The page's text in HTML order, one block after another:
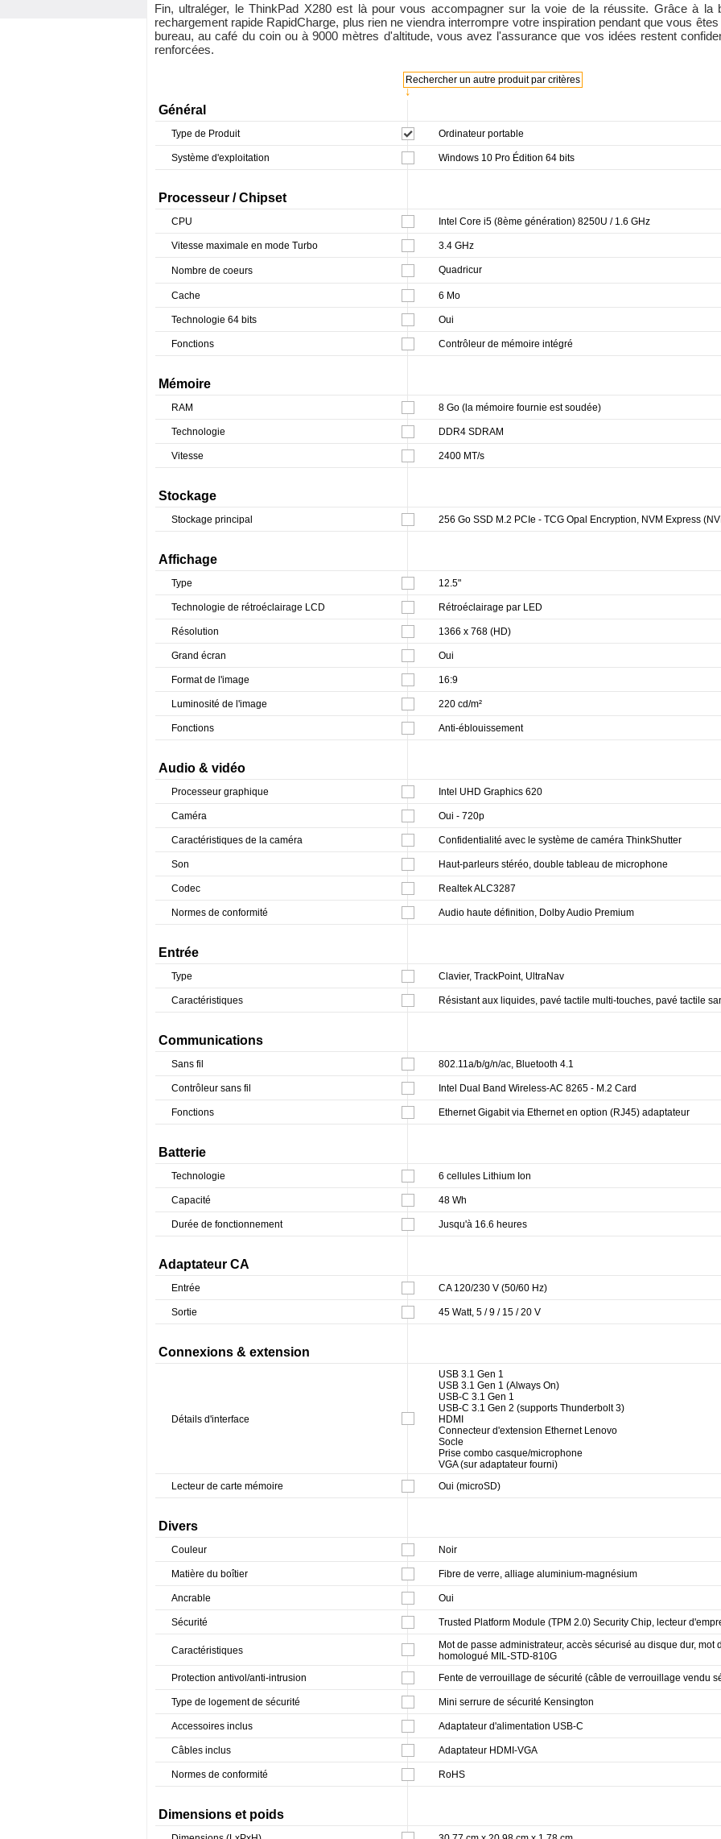
Fin, ultraléger, le ThinkPad X280 est là pour vous accompagner sur la voie de la réussite. Grâce à la
rechargement rapide RapidCharge, plus rien ne viendra interrompre votre inspiration pendant que vous
bureau, au café du coin ou à 9000 mètres d'altitude, vous avez l'assurance que vos idées restent
renforcées.
↓
Rechercher un autre produit par critères
Général
Type de Produit Ordinateur portable
Système d'exploitation Windows 10 Pro Édition 64 bits
Processeur / Chipset
CPU Intel Core i5 (8ème génération) 8250U / 1.6 GHz
Vitesse maximale en mode Turbo 3.4 GHz
Nombre de coeurs Quadricur
Cache 6 Mo
Technologie 64 bits Oui
Fonctions Contrôleur de mémoire intégré
Mémoire
RAM 8 Go (la mémoire fournie est soudée)
Technologie DDR4 SDRAM
Vitesse 2400 MT/s
Stockage
Stockage principal 256 Go SSD M.2 PCIe - TCG Opal Encryption, NVM Express
Affichage
Type 12.5"
Technologie de rétroéclairage LCD Rétroéclairage par LED
Résolution 1366 x 768 (HD)
Grand écran Oui
Format de l'image 16:9
Luminosité de l'image 220 cd/m²
Fonctions Anti-éblouissement
Audio & vidéo
Processeur graphique Intel UHD Graphics 620
Caméra Oui - 720p
Caractéristiques de la caméra Confidentialité avec le système de caméra ThinkShutter
Son Haut-parleurs stéréo, double tableau de microphone
Codec Realtek ALC3287
Normes de conformité Audio haute définition, Dolby Audio Premium
Entrée
Type Clavier, TrackPoint, UltraNav
Caractéristiques Résistant aux liquides, pavé tactile multi-touches, pavé tactile
Communications
Sans fil 802.11a/b/g/n/ac, Bluetooth 4.1
Contrôleur sans fil Intel Dual Band Wireless-AC 8265 - M.2 Card
Fonctions Ethernet Gigabit via Ethernet en option (RJ45) adaptateur
Batterie
Technologie 6 cellules Lithium Ion
Capacité 48 Wh
Durée de fonctionnement Jusqu'à 16.6 heures
Adaptateur CA
Entrée CA 120/230 V (50/60 Hz)
Sortie 45 Watt, 5 / 9 / 15 / 20 V
Connexions & extension
Détails d'interface
USB 3.1 Gen 1
USB 3.1 Gen 1 (Always On)
USB-C 3.1 Gen 1
USB-C 3.1 Gen 2 (supports Thunderbolt 3)
HDMI
Connecteur d'extension Ethernet Lenovo
Socle
Prise combo casque/microphone
VGA (sur adaptateur fourni)
Lecteur de carte mémoire
Oui (microSD)
Divers
Couleur Noir
Matière du boîtier Fibre de verre, alliage aluminium-magnésium
Ancrable Oui
Sécurité Trusted Platform Module (TPM 2.0) Security Chip, lecteur
Caractéristiques
Mot de passe administrateur, accès sécurisé au disque dur, mot
homologué MIL-STD-810G
Protection antivol/anti-intrusion
Fente de verrouillage de sécurité (câble de verrouillage vendu
Type de logement de sécurité Mini serrure de sécurité Kensington
Accessoires inclus Adaptateur d'alimentation USB-C
Câbles inclus Adaptateur HDMI-VGA
Normes de conformité RoHS
Dimensions et poids